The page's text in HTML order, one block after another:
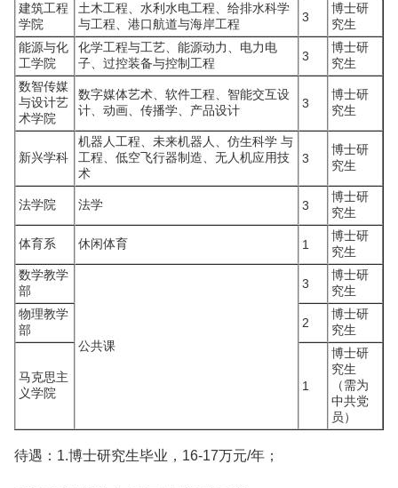
建筑工程
学院
土木工程、水利水电工程、给排水科学
与工程、港口航道与海岸工程
3
博士研
究生
能源与化
工学院
化学工程与工艺、能源动力、电力电
子、过控装备与控制工程
3
博士研
究生
数智传媒
与设计艺
术学院
数字媒体艺术、软件工程、智能交互设
计、动画、传播学、产品设计
3
博士研
究生
新兴学科
机器人工程、未来机器人、仿生科学 与
工程、低空飞行器制造、无人机应用技
术
3
博士研
究生
法学院 法学 3
博士研
究生
体育系 休闲体育 1
博士研
究生
数学教学
部
公共课
3
博士研
究生
物理教学
部
2
博士研
究生
马克思主
义学院
1
博士研
究生
（需为
中共党
员）
待遇：1.博士研究生毕业，16-17万元/年；